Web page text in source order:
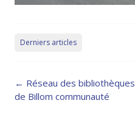
Derniers articles
Post
navigation
← Réseau des bibliothèques
de Billom communauté